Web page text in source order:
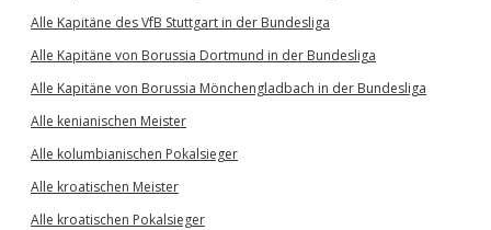
Alle Kapitäne des VfB Stuttgart in der Bundesliga
Alle Kapitäne von Borussia Dortmund in der Bundesliga
Alle Kapitäne von Borussia Mönchengladbach in der Bundesliga
Alle kenianischen Meister
Alle kolumbianischen Pokalsieger
Alle kroatischen Meister
Alle kroatischen Pokalsieger